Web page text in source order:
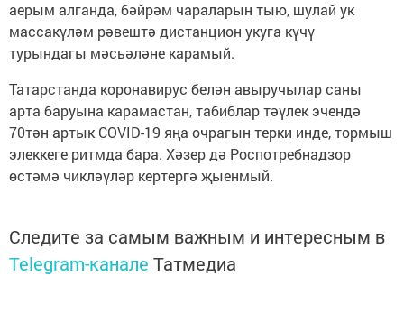
аерым алганда, бәйрәм чараларын тыю, шулай ук
массакүләм рәвештә дистанцион укуга күчү
турындагы мәсьәләне карамый.
Татарстанда коронавирус белән авыручылар саны
арта баруына карамастан, табиблар тәүлек эчендә
70тән артык COVID-19 яңа очрагын терки инде, тормыш
элеккеге ритмда бара. Хәзер дә Роспотребнадзор
өстәмә чикләүләр кертергә җыенмый.
Следите за самым важным и интересным в
Telegram-канале Татмедиа